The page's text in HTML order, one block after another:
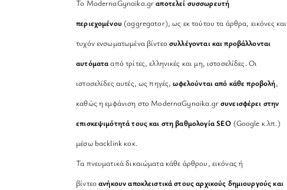
Το ModernaGynaika.grαποτελεί συσσωρευτή
περιεχομένου (aggregator), ως εκ τούτου τα άρθρα, εικόνες και
τυχόν ενσωματωμένα βίντεοσυλλέγονται και προβάλλονται
αυτόματααπό τρίτες, ελληνικές και μη, ιστοσελίδες. Οι
ιστοσελίδες αυτές, ως πηγές,ωφελούνται από κάθε προβολή,
καθώς η εμφάνιση στο ModernaGynaika.grσυνεισφέρει στην
επισκεψιμότητά τους και στη βαθμολογία SEO (Google κ.λπ.)
μέσω backlink κοκ.
Τα πνευματικά δικαιώματα κάθε άρθρου, εικόνας ή
βίντεοανήκουν αποκλειστικά στους αρχικούς δημιουργούς και